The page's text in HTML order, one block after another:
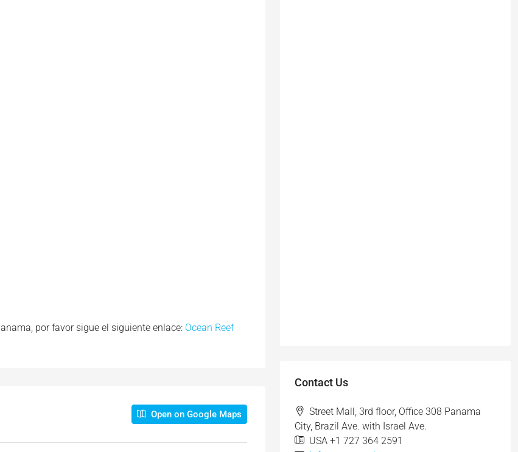
por favor sigue el siguiente enlace: Ocean Reef
Open on Google Maps
Contact Us
Street Mall, 3rd floor, Office 308 Panama
City, Brazil Ave. with Israel Ave.
USA +1 727 364 2591